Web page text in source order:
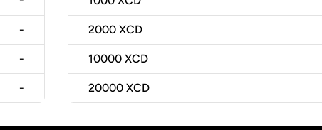
-
-
-
2000 XCD
10000 XCD
20000 XCD